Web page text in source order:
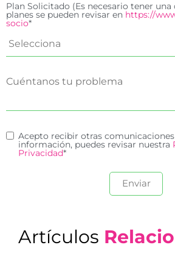
Plan Solicitado (Es necesario tener
planes se pueden revisar en https://
socio*
Acepto recibir otras comunicaciones
información, puedes revisar nuestra
Privacidad*
Artículos